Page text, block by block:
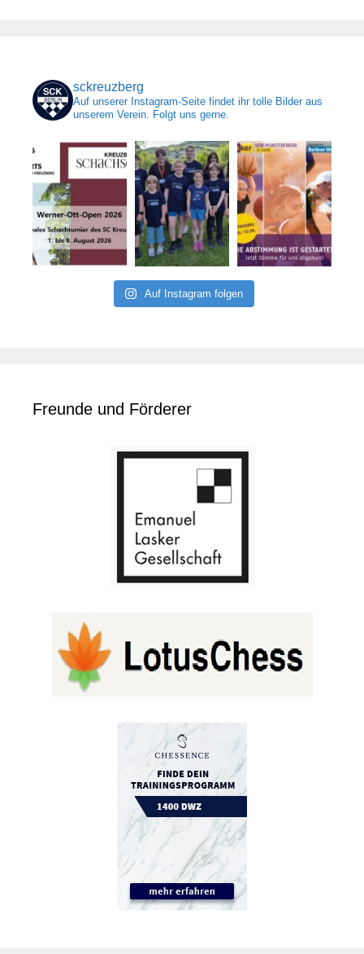
sckreuzberg
Auf unserer Instagram-Seite findet ihr tolle Bilder aus
unserem Verein. Folgt uns gerne.
Auf Instagram folgen
Freunde und Förderer